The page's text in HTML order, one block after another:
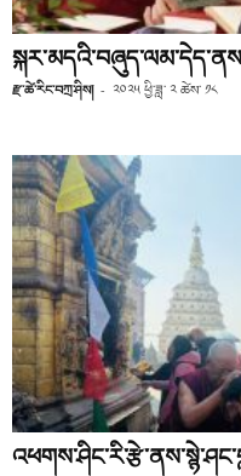
རྫ་ཚེ་རིང་བཀྲ་ཤིས། - ༢༠༢༥ ཕྱི་ཟླ་ ༢ ཚེས་ ༡༨